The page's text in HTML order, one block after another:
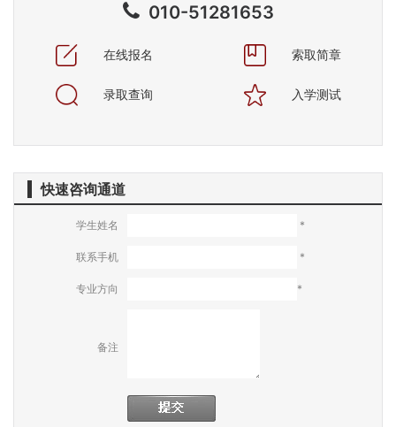
010-51281653
在线报名 索取简章
录取查询 入学测试
快速咨询通道
学生姓名 *
联系手机 *
专业方向 *
备注